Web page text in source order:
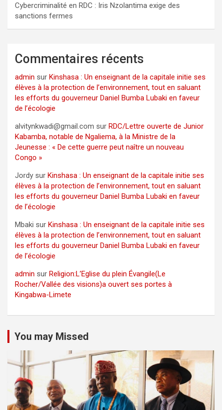
Cybercriminalité en RDC : Iris Nzolantima exige des
sanctions fermes
Commentaires récents
admin sur Kinshasa : Un enseignant de la capitale initie ses
élèves à la protection de l’environnement, tout en saluant
les efforts du gouverneur Daniel Bumba Lubaki en faveur
de l’écologie
alvitynkwadi@gmail.com sur RDC/Lettre ouverte de Junior
Kabamba, notable de Ngaliema, à la Ministre de la
Jeunesse : « De cette guerre peut naître un nouveau
Congo »
Jordy sur Kinshasa : Un enseignant de la capitale initie ses
élèves à la protection de l’environnement, tout en saluant
les efforts du gouverneur Daniel Bumba Lubaki en faveur
de l’écologie
Mbaki sur Kinshasa : Un enseignant de la capitale initie ses
élèves à la protection de l’environnement, tout en saluant
les efforts du gouverneur Daniel Bumba Lubaki en faveur
de l’écologie
admin sur Religion:L’Eglise du plein Évangile(Le
Rocher/Vallée des visions)a ouvert ses portes à
Kingabwa-Limete
You may Missed